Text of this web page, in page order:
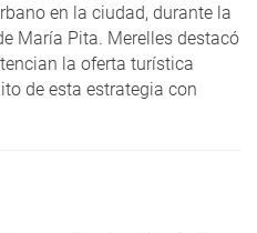
en la ciudad, durante la
María Pita. Merelles destacó
la oferta turística
de esta estrategia con